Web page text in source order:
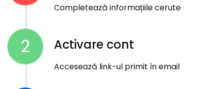
Completează informațiile cerute
2 Activare cont
Accesează link-ul primit în email